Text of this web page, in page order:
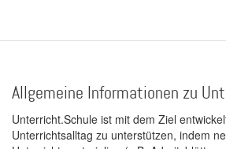
Allgemeine Informationen zu
Unterricht.Schule ist mit dem Ziel
Unterrichtsalltag zu unterstützen, indem